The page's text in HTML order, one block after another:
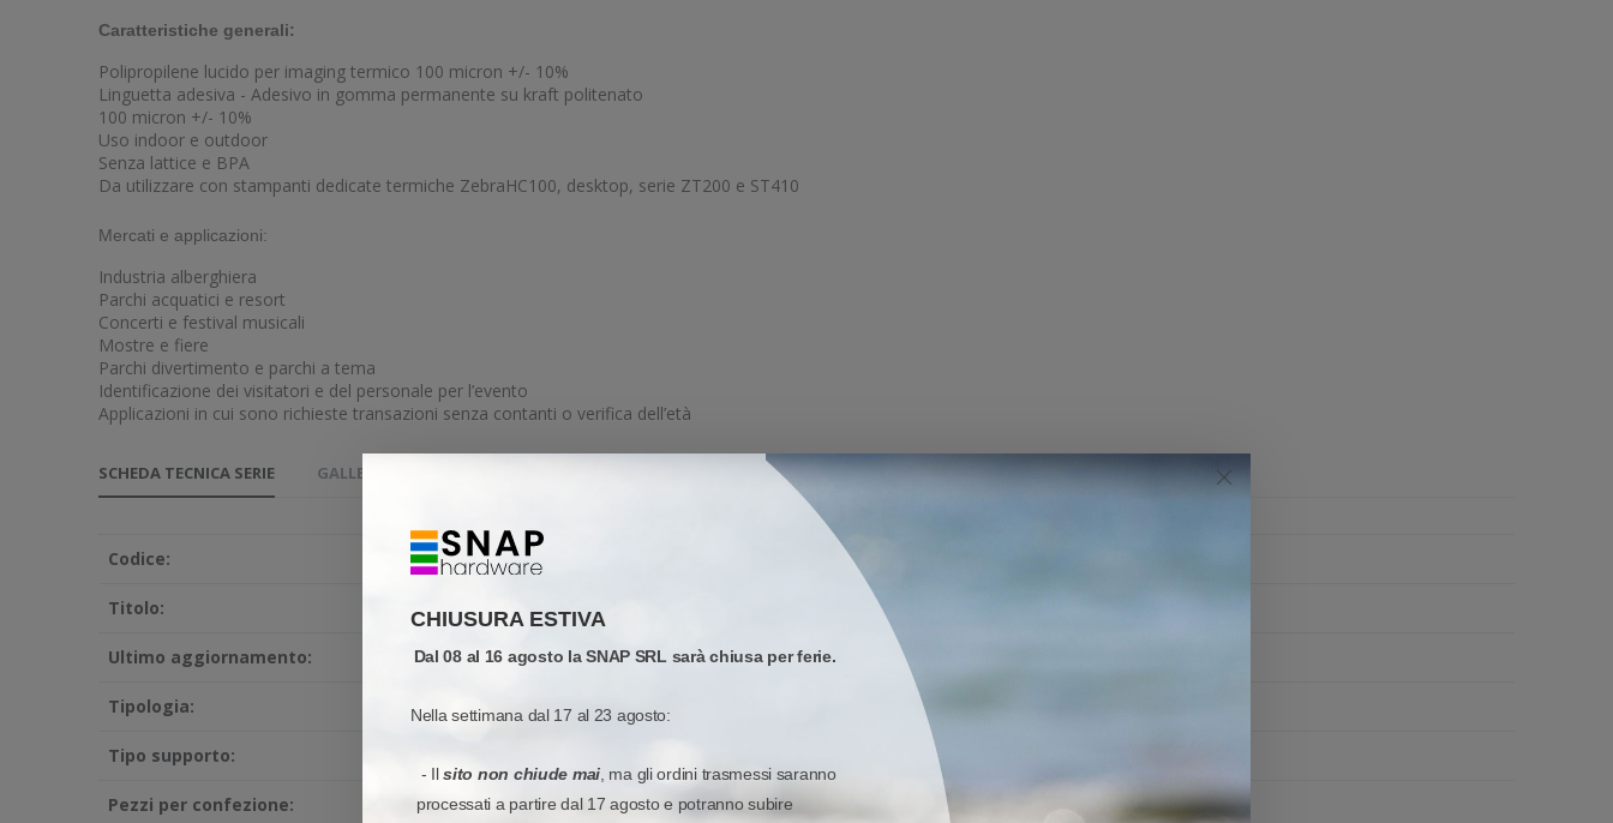
CHIUSURA ESTIVA
Dal 08 al 16 agosto la SNAP SRL sarà chiusa per ferie.
Nella settimana dal 17 al 23 agosto:
- Ilsito non chiude mai, ma gli ordini trasmessi saranno
processati a partire dal 17 agosto e potranno subire
Caratteristiche generali:
Polipropilene lucido per imaging termico 100 micron +/- 10%
Linguetta adesiva - Adesivo in gomma permanente su kraft politenato
100 micron +/- 10%
Uso indoor e outdoor
Senza lattice e BPA
Da utilizzare con stampanti dedicate termiche ZebraHC100, desktop, serie ZT200 e ST410
Mercati e applicazioni:
Industria alberghiera
Parchi acquatici e resort
Concerti e festival musicali
Mostre e fiere
Parchi divertimento e parchi a tema
Identificazione dei visitatori e del personale per l’evento
Applicazioni in cui sono richieste transazioni senza contanti o verifica dell’età
SCHEDA TECNICA SERIE GALLERIA MEDIA ED IMMAGINI DOCUMENTAZIONE E SUPPORTO
Codice:
Titolo: Braccialetti Z Band Splash colorati
Ultimo aggiornamento: 18/02/2026 11:05:46
Tipologia:
Tipo supporto:
Pezzi per confezione: 4, 6